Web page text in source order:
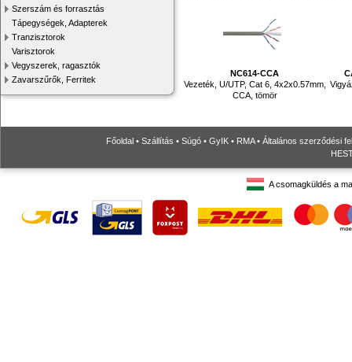
Szerszám és forrasztás
Tápegységek, Adapterek
Tranzisztorok
Varisztorok
Vegyszerek, ragasztók
Zavarszűrők, Ferritek
NC614-CCA
Vezeték, U/UTP, Cat 6, 4x2x0.57mm,
CCA, tömör
Főoldal • Szállítás • Súgó • GyIK • RMA• Általános szerződési
A csomagküldés a